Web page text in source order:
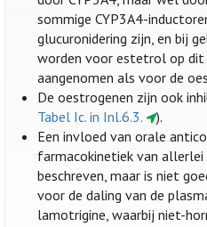
sommige CYP3A4-
glucuronidering zijn, en bij
worden voor estetrol op
aangenomen als voor de
De oestrogenen zijn ook
Tabel Ic. in Inl.6.3.
).
Een invloed van orale
farmacokinetiek van allerlei
beschreven, maar is niet
voor de daling van de
lamotrigine, waarbij niet-